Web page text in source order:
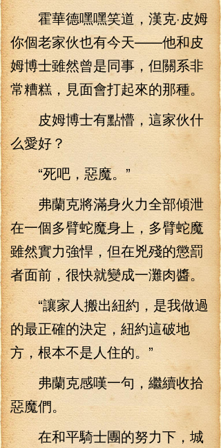
霍華德嘿嘿笑道，漢克·皮姆
你個老家伙也有今天——他和皮
姆博士雖然曾是同事，但關系非
常糟糕，見面會打起來的那種。
皮姆博士有點懵，這家伙什
么愛好？
“死吧，惡魔。”
弗蘭克將滿身火力全部傾泄
在一個多臂蛇魔身上，多臂蛇魔
雖然實力強悍，但在兇殘的懲罰
者面前，很快就變成一灘肉醬。
“讓家人搬出紐約，是我做過
的最正確的決定，紐約這破地
方，根本不是人住的。”
弗蘭克感嘆一句，繼續收拾
惡魔們。
在和平騎士團的努力下，城